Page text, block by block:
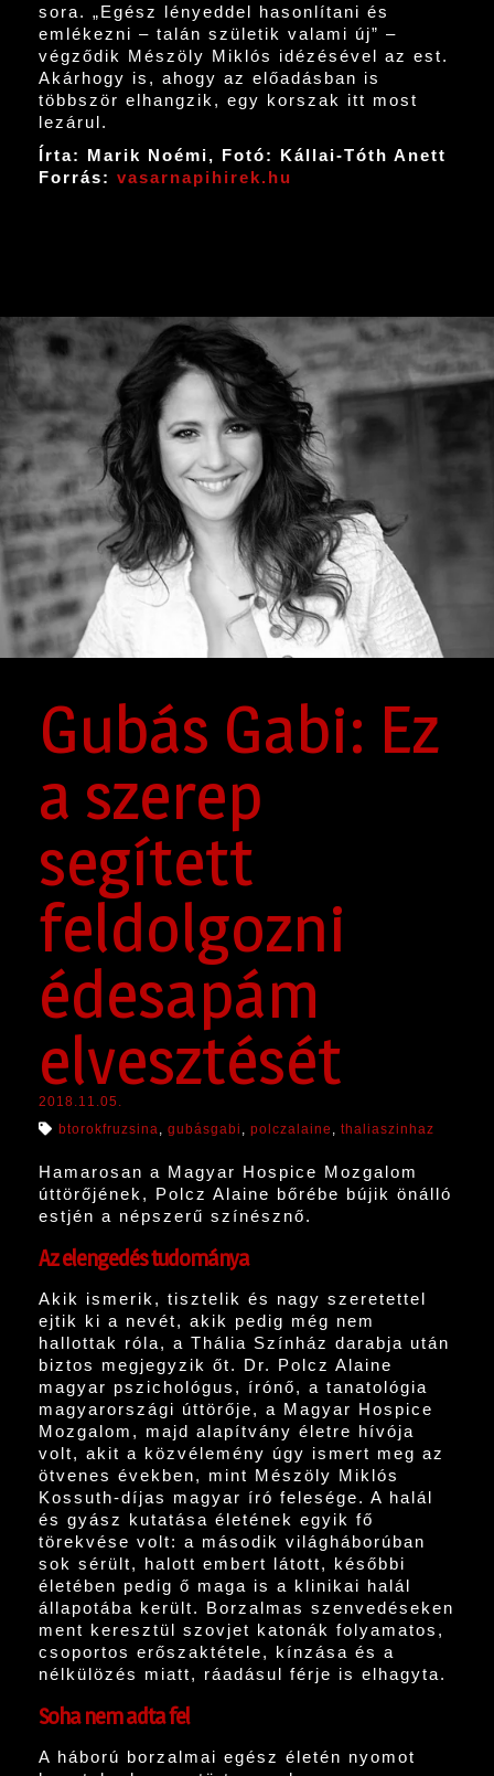
sora. „Egész lényeddel hasonlítani és
emlékezni – talán születik valami új” –
végződik Mészöly Miklós idézésével az est.
Akárhogy is, ahogy az előadásban is
többször elhangzik, egy korszak itt most
lezárul.
Írta: Marik Noémi, Fotó: Kállai-Tóth Anett
Forrás: vasarnapihirek.hu
Gubás Gabi: Ez
a szerep
segített
feldolgozni
édesapám
elvesztését
2018.11.05.
btorokfruzsina, gubásgabi , polczalaine , thaliaszinhaz
Hamarosan a Magyar Hospice Mozgalom
úttörőjének, Polcz Alaine bőrébe bújik önálló
estjén a népszerű színésznő.
Az elengedés tudománya
Akik ismerik, tisztelik és nagy szeretettel
ejtik ki a nevét, akik pedig még nem
hallottak róla, a Thália Színház darabja után
biztos megjegyzik őt. Dr. Polcz Alaine
magyar pszichológus, írónő, a tanatológia
magyarországi úttörője, a Magyar Hospice
Mozgalom, majd alapítvány életre hívója
volt, akit a közvélemény úgy ismert meg az
ötvenes években, mint Mészöly Miklós
Kossuth-díjas magyar író felesége. A halál
és gyász kutatása életének egyik fő
törekvése volt: a második világháborúban
sok sérült, halott embert látott, későbbi
életében pedig ő maga is a klinikai halál
állapotába került. Borzalmas szenvedéseken
ment keresztül szovjet katonák folyamatos,
csoportos erőszaktétele, kínzása és a
nélkülözés miatt, ráadásul férje is elhagyta.
Soha nem adta fel
A háború borzalmai egész életén nyomot